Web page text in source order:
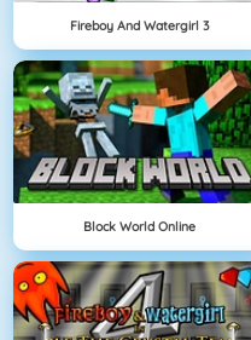
Fireboy And Watergirl 3
Block World Online